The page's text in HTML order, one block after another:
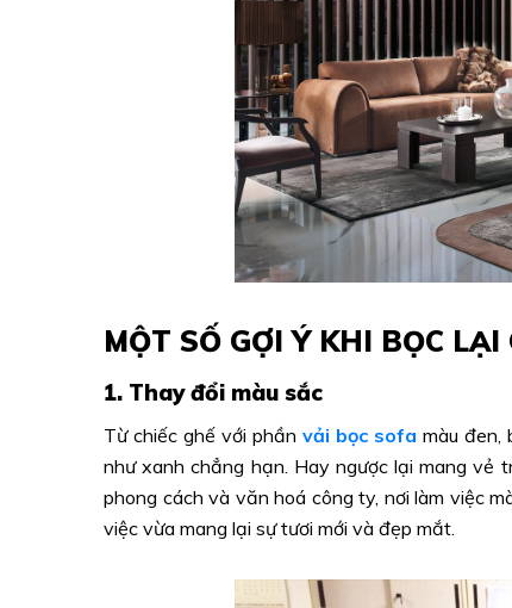
MỘT SỐ GỢI Ý KHI BỌC
1. Thay đổi màu sắc
Từ chiếc ghế với phần vải bọc sofa màu đen,
như xanh chẳng hạn. Hay ngược lại mang vẻ
phong cách và văn hoá công ty, nơi làm việc
việc vừa mang lại sự tươi mới và đẹp mắt.